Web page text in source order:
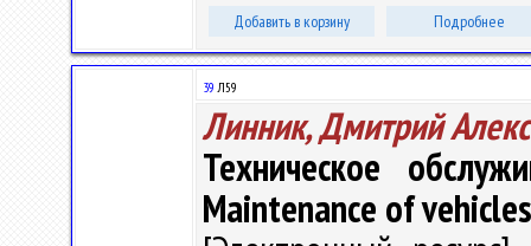
Добавить в корзину Подробнее
39 Л59
Линник, Дмитрий
Техническое
Maintenance of